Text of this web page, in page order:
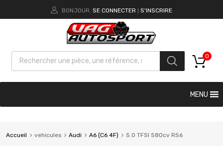
BONJOUR. SE CONNECTER S'INSCRIRE
0
MENU
Accueil vehicules Audi A6 (C6 4F) 5.0 TFSI 580cv RS6